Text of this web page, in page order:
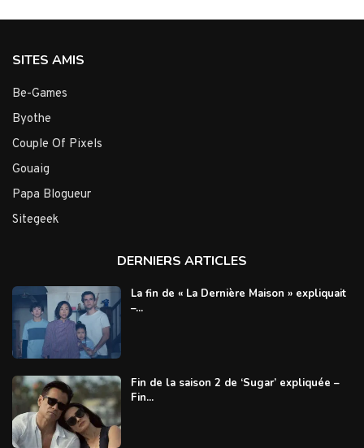
SITES AMIS
Be-Games
Byothe
Couple Of Pixels
Gouaig
Papa Blogueur
Sitegeek
DERNIERS ARTICLES
La fin de « La Dernière Maison » expliquait
–...
Fin de la saison 2 de ‘Sugar’ expliquée –
Fin...